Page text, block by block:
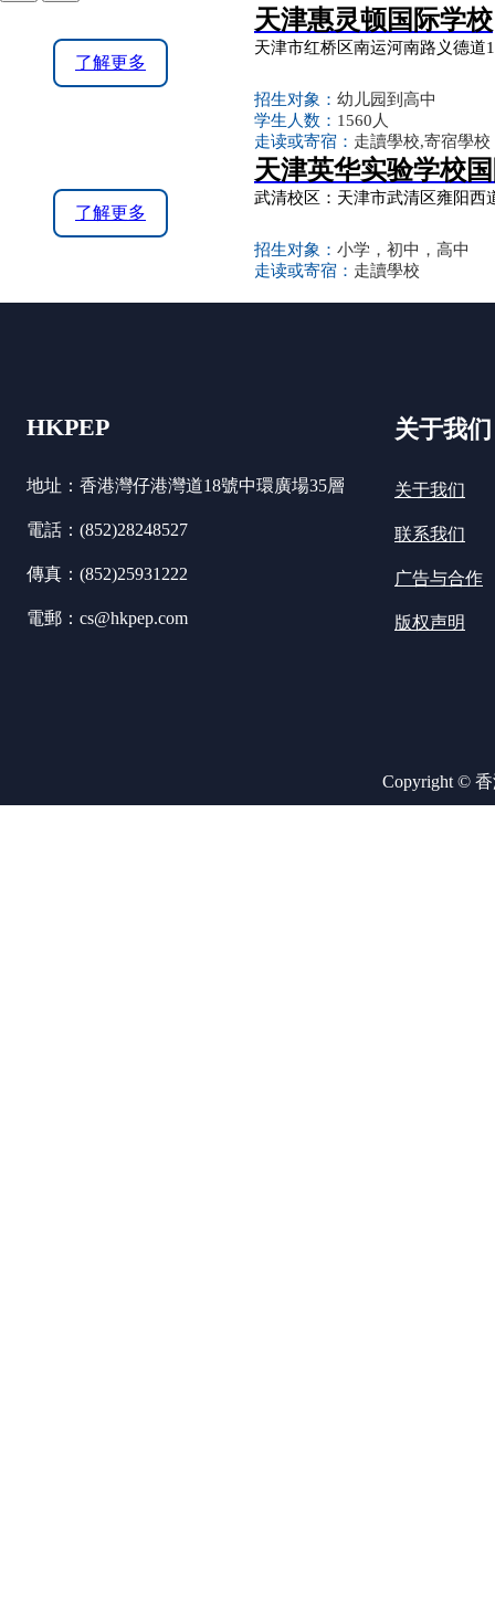
了解更多
天津惠灵顿国际学校
天津市红桥区南运河南路义德道
招生对象： 幼儿园到高中
学生人数： 1560人
走读或寄宿： 走讀學校,寄宿學校
了解更多
天津英华实验学校
武清校区：天津市武清区雍阳西
招生对象： 小学，初中，高中
走读或寄宿： 走讀學校
HKPEP
地址：香港灣仔港灣道18號中環廣場35層
電話：(852)28248527
傳真：(852)25931222
電郵：cs@hkpep.com
关于我们
关于我们
联系我们
广告与合作
版权声明
Copyright © 香